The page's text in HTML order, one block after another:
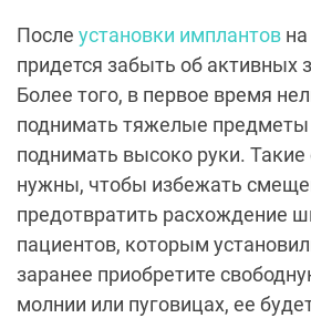
После установки имплантов
придется забыть об активных
Более того, в первое время
поднимать тяжелые
поднимать высоко руки. Такие
нужны, чтобы избежать
предотвратить расхождение
пациентов, которым
заранее приобретите
молнии или пуговицах, ее